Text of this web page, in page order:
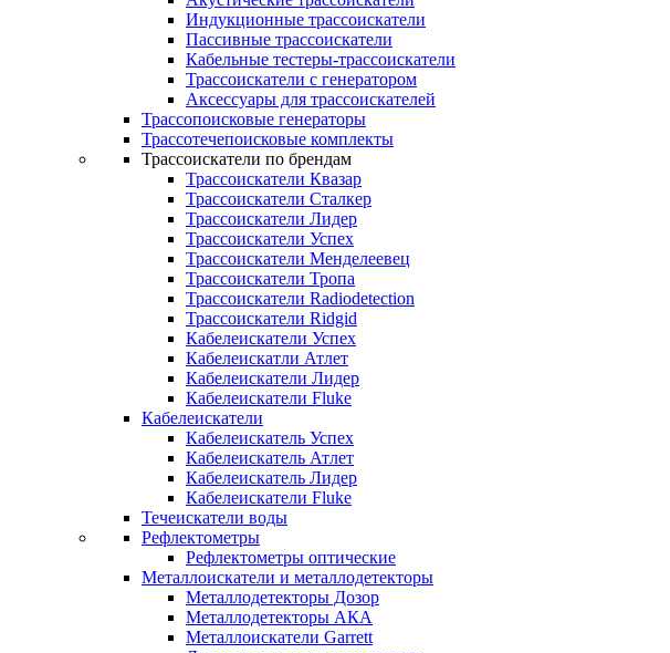
Индукционные трассоискатели
Пассивные трассоискатели
Кабельные тестеры-трассоискатели
Трассоискатели с генератором
Аксессуары для трассоискателей
Трассопоисковые генераторы
Трассотечепоисковые комплекты
Трассоискатели по брендам
Трассоискатели Квазар
Трассоискатели Сталкер
Трассоискатели Лидер
Трассоискатели Успех
Трассоискатели Менделеевец
Трассоискатели Тропа
Трассоискатели Radiodetection
Трассоискатели Ridgid
Кабелеискатели Успех
Кабелеискатли Атлет
Кабелеискатели Лидер
Кабелеискатели Fluke
Кабелеискатели
Кабелеискатель Успех
Кабелеискатель Атлет
Кабелеискатель Лидер
Кабелеискатели Fluke
Течеискатели воды
Рефлектометры
Рефлектометры оптические
Металлоискатели и металлодетекторы
Металлодетекторы Дозор
Металлодетекторы АКА
Металлоискатели Garrett